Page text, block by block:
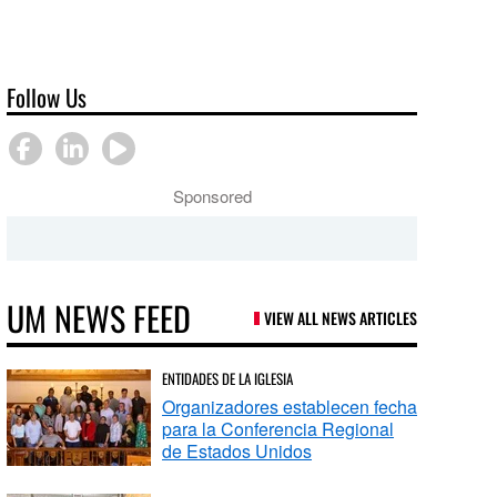
Follow Us
Sponsored
UM NEWS FEED VIEW ALL NEWS ARTICLES
ENTIDADES DE LA IGLESIA
Organizadores establecen fecha
para la Conferencia Regional
de Estados Unidos